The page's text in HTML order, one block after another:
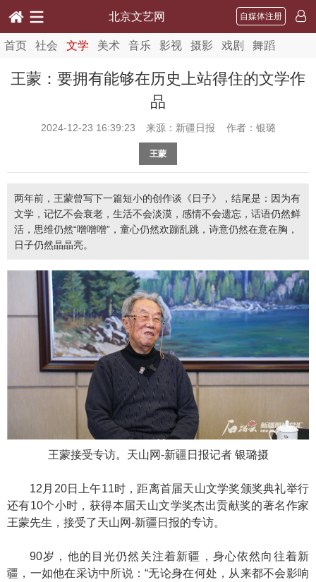
北京文艺网 自媒体注册
首页 社会 文学 美术 音乐 影视 摄影 戏剧 舞蹈
王蒙：要拥有能够在历史上站得住的文学作
品
2024-12-23 16:39:23 来源：新疆日报 作者：银璐
王蒙
两年前，王蒙曾写下一篇短小的创作谈《日子》，结尾是：因为有
文学，记忆不会衰老，生活不会淡漠，感情不会遗忘，话语仍然鲜
活，思维仍然“噌噌噌”，童心仍然欢蹦乱跳，诗意仍然在意在胸，
日子仍然晶晶亮。
王蒙接受专访。天山网-新疆日报记者 银璐摄
12月20日上午11时，距离首届天山文学奖颁奖典礼举行
还有10个小时，获得本届天山文学奖杰出贡献奖的著名作家
王蒙先生，接受了天山网-新疆日报的专访。
90岁，他的目光仍然关注着新疆，身心依然向往着新
疆，一如他在采访中所说：“无论身在何处，从来都不会影响